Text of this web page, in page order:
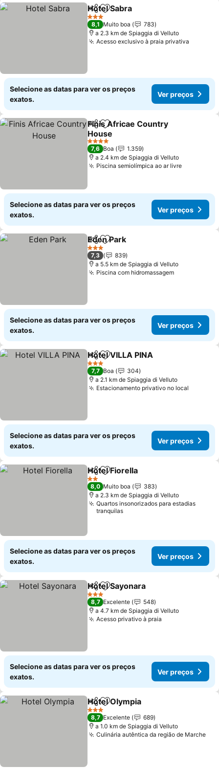
PartilharAdicionar aos favoritos
Hotel Sabra
3 Estrelas
8,1 Muito boa
783
a 2.3 km de Spiaggia di Velluto
Acesso exclusivo à praia privativa
Selecione as datas para ver os preços
exatos.
Ver preços
PartilharAdicionar aos favoritos
Finis Africae Country
House
4 Estrelas
7,6 Boa
1.359
a 2.4 km de Spiaggia di Velluto
Piscina semiolímpica ao ar livre
Selecione as datas para ver os preços
exatos.
Ver preços
PartilharAdicionar aos favoritos
Eden Park
3 Estrelas
7,3
839
a 5.5 km de Spiaggia di Velluto
Piscina com hidromassagem
Selecione as datas para ver os preços
exatos.
Ver preços
PartilharAdicionar aos favoritos
Hotel VILLA PINA
3 Estrelas
7,7 Boa
304
a 2.1 km de Spiaggia di Velluto
Estacionamento privativo no local
Selecione as datas para ver os preços
exatos.
Ver preços
PartilharAdicionar aos favoritos
Hotel Fiorella
2 Estrelas
8,0 Muito boa
383
a 2.3 km de Spiaggia di Velluto
Quartos insonorizados para estadias
tranquilas
Selecione as datas para ver os preços
exatos.
Ver preços
PartilharAdicionar aos favoritos
Hotel Sayonara
3 Estrelas
8,7 Excelente
548
a 4.7 km de Spiaggia di Velluto
Acesso privativo à praia
Selecione as datas para ver os preços
exatos.
Ver preços
PartilharAdicionar aos favoritos
Hotel Olympia
3 Estrelas
8,7 Excelente
689
a 1.0 km de Spiaggia di Velluto
Culinária autêntica da região de Marche